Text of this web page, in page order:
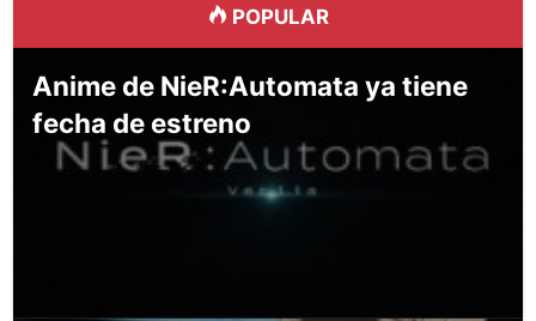
POPULAR
Anime de NieR:Automata ya tiene
fecha de estreno